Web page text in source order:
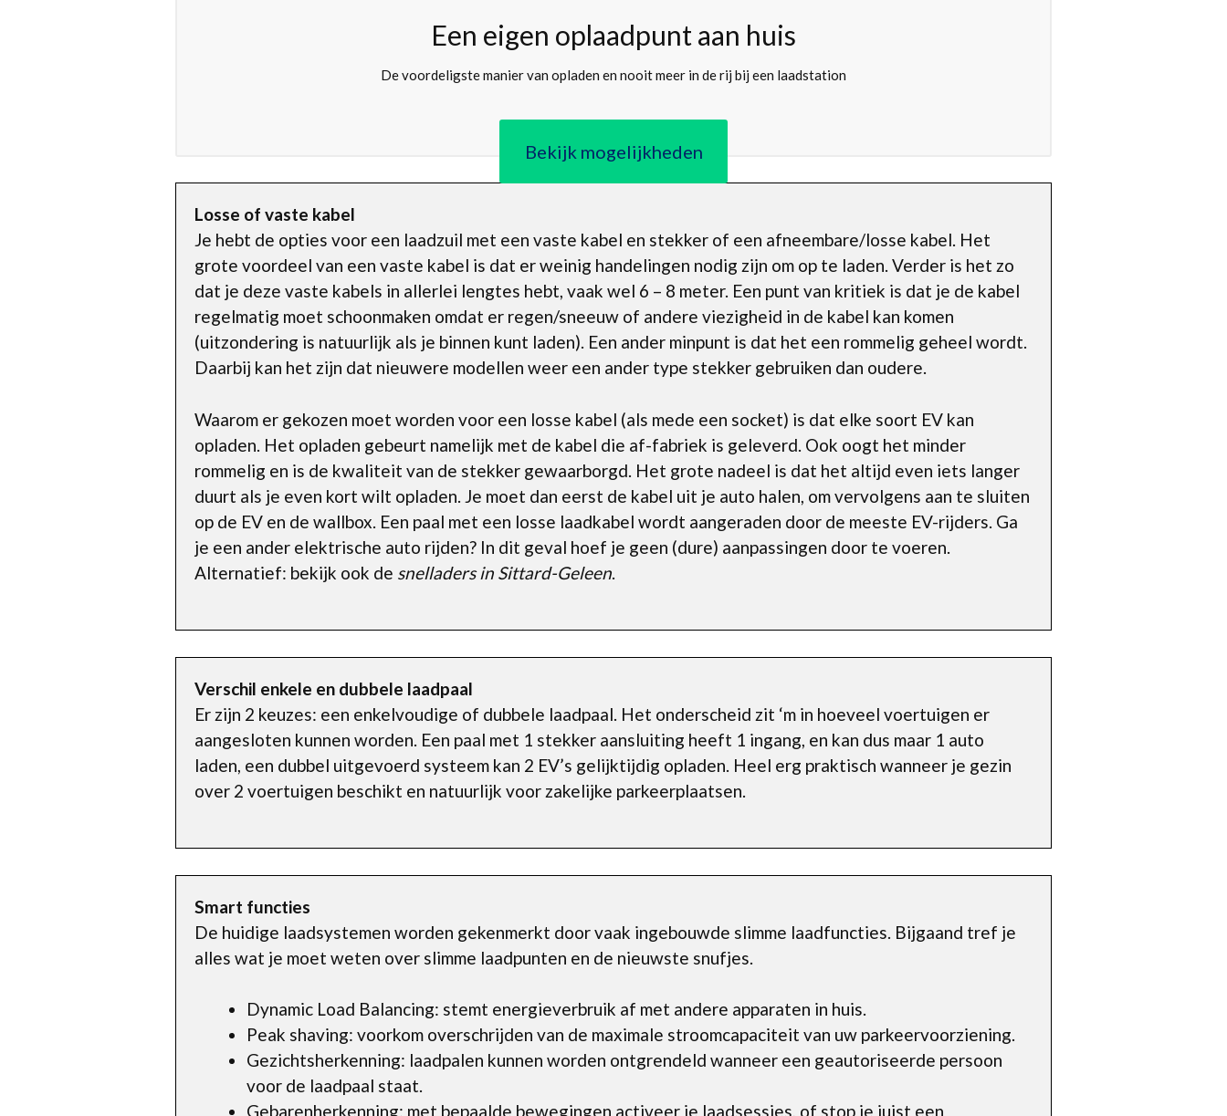
Een eigen oplaadpunt aan huis
De voordeligste manier van opladen en nooit meer in de rij bij een laadstation
Bekijk mogelijkheden
Losse of vaste kabel
Je hebt de opties voor een laadzuil met een vaste kabel en stekker of een afneembare/losse kabel. Het
grote voordeel van een vaste kabel is dat er weinig handelingen nodig zijn om op te laden. Verder is het zo
dat je deze vaste kabels in allerlei lengtes hebt, vaak wel 6 – 8 meter. Een punt van kritiek is dat je de kabel
regelmatig moet schoonmaken omdat er regen/sneeuw of andere viezigheid in de kabel kan komen
(uitzondering is natuurlijk als je binnen kunt laden). Een ander minpunt is dat het een rommelig geheel wordt.
Daarbij kan het zijn dat nieuwere modellen weer een ander type stekker gebruiken dan oudere.
Waarom er gekozen moet worden voor een losse kabel (als mede een socket) is dat elke soort EV kan
opladen. Het opladen gebeurt namelijk met de kabel die af-fabriek is geleverd. Ook oogt het minder
rommelig en is de kwaliteit van de stekker gewaarborgd. Het grote nadeel is dat het altijd even iets langer
duurt als je even kort wilt opladen. Je moet dan eerst de kabel uit je auto halen, om vervolgens aan te sluiten
op de EV en de wallbox. Een paal met een losse laadkabel wordt aangeraden door de meeste EV-rijders. Ga
je een ander elektrische auto rijden? In dit geval hoef je geen (dure) aanpassingen door te voeren.
Alternatief: bekijk ook de snelladers in Sittard-Geleen
Verschil enkele en dubbele laadpaal
Er zijn 2 keuzes: een enkelvoudige of dubbele laadpaal. Het onderscheid zit ‘m in hoeveel voertuigen er
aangesloten kunnen worden. Een paal met 1 stekker aansluiting heeft 1 ingang, en kan dus maar 1 auto
laden, een dubbel uitgevoerd systeem kan 2 EV’s gelijktijdig opladen. Heel erg praktisch wanneer je gezin
over 2 voertuigen beschikt en natuurlijk voor zakelijke parkeerplaatsen.
Smart functies
De huidige laadsystemen worden gekenmerkt door vaak ingebouwde slimme laadfuncties. Bijgaand tref je
alles wat je moet weten over slimme laadpunten en de nieuwste snufjes.
Dynamic Load Balancing: stemt energieverbruik af met andere apparaten in huis.
Peak shaving: voorkom overschrijden van de maximale stroomcapaciteit van uw parkeervoorziening.
Gezichtsherkenning: laadpalen kunnen worden ontgrendeld wanneer een geautoriseerde persoon
voor de laadpaal staat.
Gebarenherkenning: met bepaalde bewegingen activeer je laadsessies, of stop je juist een